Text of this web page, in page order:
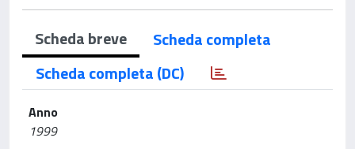
Scheda breve
Scheda completa
Scheda completa (DC)
Anno
1999